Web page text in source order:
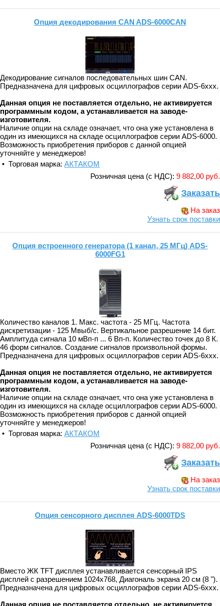
Опция декодирования CAN ADS-6000CAN
Декодирование сигналов последовательных шин CAN.
Предназначена для цифровых осциллографов серии ADS-6xxx.
Данная опция не поставляется отдельно, не активируется
программным кодом, а устанавливается на заводе-
изготовителя.
Наличие опции на складе означает, что она уже установлена в
один из имеющихся на складе осциллографов серии ADS-6000.
Возможность приобретения приборов с данной опцией
уточняйте у менеджеров!
• Торговая марка: АКТАКОМ
Розничная цена (с НДС): 9 882,00 руб.
Заказать
На заказ
Узнать срок поставки
Опция встроенного генератора (1 канал, 25 МГц) ADS-
6000FG1
Количество каналов 1. Макс. частота - 25 МГц. Частота
дискретизации - 125 Мвыб/с. Вертикальное разрешение 14 бит.
Амплитуда сигнала 10 мВп-п ... 6 Вп-п. Количество точек до 8 К.
46 форм сигналов. Создание сигналов произвольной формы.
Предназначена для цифровых осциллографов серии ADS-6xxx.
Данная опция не поставляется отдельно, не активируется
программным кодом, а устанавливается на заводе-
изготовителя.
Наличие опции на складе означает, что она уже установлена в
один из имеющихся на складе осциллографов серии ADS-6000.
Возможность приобретения приборов с данной опцией
уточняйте у менеджеров!
• Торговая марка: АКТАКОМ
Розничная цена (с НДС): 9 882,00 руб.
Заказать
На заказ
Узнать срок поставки
Опция сенсорного дисплея ADS-6000TDS
Вместо ЖК TFT дисплея устанавливается сенсорный IPS
дисплей с разрешением 1024x768, Диагональ экрана 20 см (8 ").
Предназначена для цифровых осциллографов серии ADS-6xxx.
Данная опция не поставляется отдельно, не активируется